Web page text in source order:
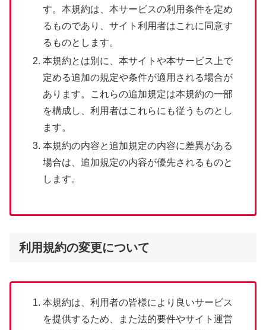
す。本規約は、本サービスの利用条件を定め
るものであり、サイト利用者はこれに同意す
るものとします。
本規約とは別に、本サイトや本サービス上で
定める追加の規定や条件が適用される場合が
あります。これらの追加規定は本規約の一部
を構成し、利用者はこれらにも従うものとし
ます。
本規約の内容と追加規定の内容に差異がある
場合は、追加規定の内容が優先されるものと
します。
利用規約の変更について
本規約は、利用者の皆様により良いサービス
を提供するため、また法的要件やサイト運営